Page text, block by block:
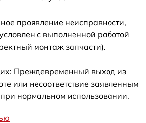
проявление неисправности,
с выполненной работой
монтаж запчасти).
Преждевременный выход из
или несоответствие заявленным
нормальном использовании.